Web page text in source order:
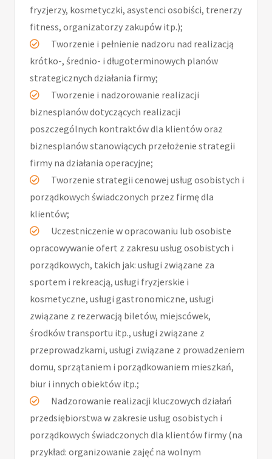
fryzjerzy, kosmetyczki, asystenci osobiści, trenerzy
fitness, organizatorzy zakupów itp.);
Tworzenie i pełnienie nadzoru nad realizacją
krótko-, średnio- i długoterminowych planów
strategicznych działania firmy;
Tworzenie i nadzorowanie realizacji
biznesplanów dotyczących realizacji
poszczególnych kontraktów dla klientów oraz
biznesplanów stanowiących przełożenie strategii
firmy na działania operacyjne;
Tworzenie strategii cenowej usług osobistych i
porządkowych świadczonych przez firmę dla
klientów;
Uczestniczenie w opracowaniu lub osobiste
opracowywanie ofert z zakresu usług osobistych i
porządkowych, takich jak: usługi związane za
sportem i rekreacją, usługi fryzjerskie i
kosmetyczne, usługi gastronomiczne, usługi
związane z rezerwacją biletów, miejscówek,
środków transportu itp., usługi związane z
przeprowadzkami, usługi związane z prowadzeniem
domu, sprzątaniem i porządkowaniem mieszkań,
biur i innych obiektów itp.;
Nadzorowanie realizacji kluczowych działań
przedsiębiorstwa w zakresie usług osobistych i
porządkowych świadczonych dla klientów firmy (na
przykład: organizowanie zajęć na wolnym